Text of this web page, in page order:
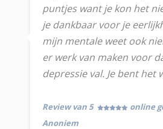
puntjes want je kon het
je dankbaar voor je
mijn mentale weet ook
er werk van maken voor
depressie val. Je bent het
Review van 5
online
Anoniem